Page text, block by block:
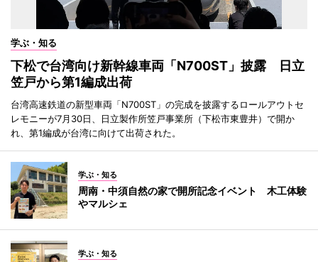
学ぶ・知る
下松で台湾向け新幹線車両「N700ST」披露 日立
笠戸から第1編成出荷
台湾高速鉄道の新型車両「N700ST」の完成を披露するロールアウトセ
レモニーが7月30日、日立製作所笠戸事業所（下松市東豊井）で開か
れ、第1編成が台湾に向けて出荷された。
学ぶ・知る
周南・中須自然の家で開所記念イベント 木工体験
やマルシェ
学ぶ・知る